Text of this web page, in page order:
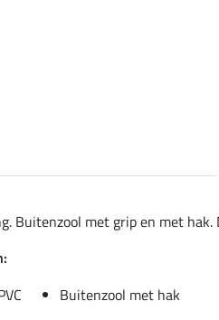
Buitenzool met grip en met
Buitenzool met hak